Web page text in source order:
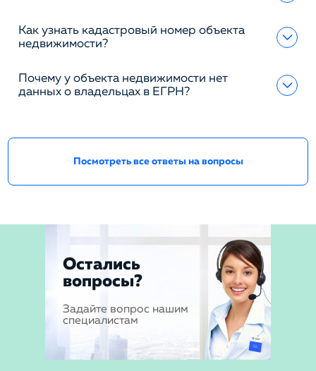
Как узнать кадастровый номер объекта
недвижимости?
Почему у объекта недвижимости нет
данных о владельцах в ЕГРН?
Посмотреть все ответы на вопросы
Остались
вопросы?
Задайте вопрос нашим
специалистам